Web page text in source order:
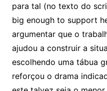
para tal (no texto do
big enough to support
argumentar que o
ajudou a construir a
escolhendo uma tábua
reforçou o drama